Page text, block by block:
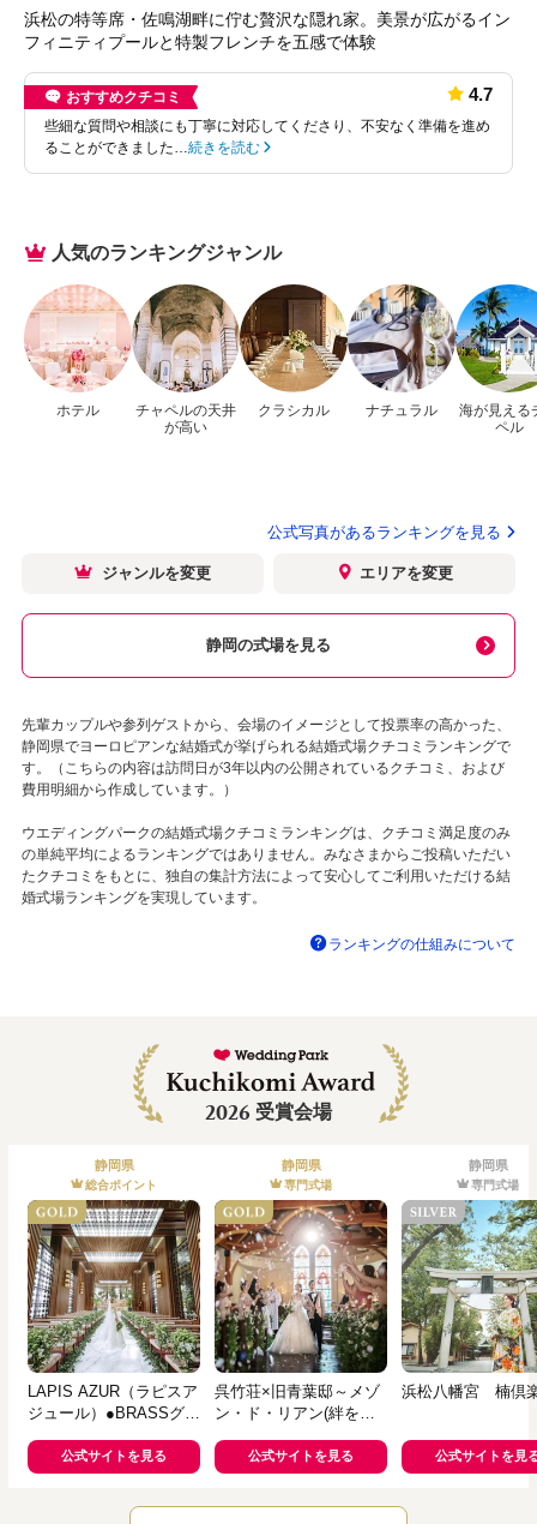
浜松の特等席・佐鳴湖畔に佇む贅沢な隠れ家。美景が広がるイン
フィニティプールと特製フレンチを五感で体験
おすすめクチコミ 4.7
些細な質問や相談にも丁寧に対応してくださり、不安なく準備を進め
ることができました… 続きを読む
人気のランキングジャンル
ホテル
チャペルの天井
が高い
クラシカル ナチュラル
海が見える
ペル
公式写真があるランキングを見る
ジャンルを変更 エリアを変更
静岡の式場を見る
先輩カップルや参列ゲストから、会場のイメージとして投票率の高かった、
静岡県でヨーロピアンな結婚式が挙げられる結婚式場クチコミランキングで
す。（こちらの内容は訪問日が3年以内の公開されているクチコミ、および
費用明細から作成しています。）
ウエディングパークの結婚式場クチコミランキングは、クチコミ満足度のみ
の単純平均によるランキングではありません。みなさまからご投稿いただい
たクチコミをもとに、独自の集計方法によって安心してご利用いただける結
婚式場ランキングを実現しています。
ランキングの仕組みについて
2026 受賞会場
静岡県
総合ポイント
LAPIS AZUR（ラピスア
ジュール）●BRASSグル
公式サイトを見る
静岡県
専門式場
呉竹荘×旧青葉邸～メゾ
ン・ド・リアン(絆を紡
公式サイトを見る
静岡県
専門式場
浜松八幡宮 楠倶
公式サイトを見